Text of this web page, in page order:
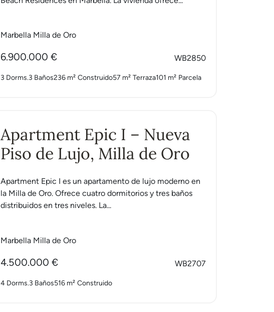
Marbella Milla de Oro
6.900.000 € WB2850
3 Dorms.3 Baños236 m² Construido57 m² Terraza101 m² Parcela
Apartment Epic I – Nueva
Piso de Lujo, Milla de Oro
Apartment Epic I es un apartamento de lujo moderno en
la Milla de Oro. Ofrece cuatro dormitorios y tres baños
distribuidos en tres niveles. La...
Marbella Milla de Oro
4.500.000 € WB2707
4 Dorms.3 Baños516 m² Construido